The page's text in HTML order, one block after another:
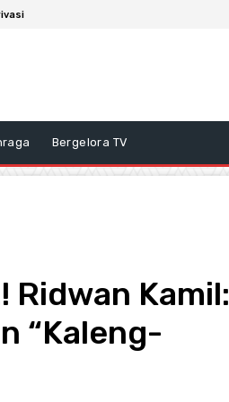
Bergelora TV
Ridwan Kamil:
“Kaleng-